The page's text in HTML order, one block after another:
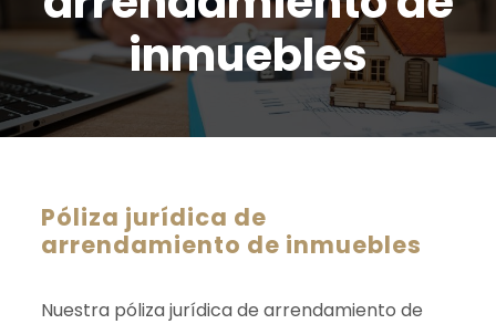
inmuebles
Póliza jurídica de
arrendamiento de inmuebles
Nuestra póliza jurídica de arrendamiento de